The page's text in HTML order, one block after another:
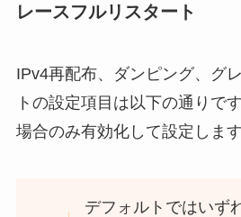
レースフルリスタート
IPv4再配布、ダンピング、グ
トの設定項目は以下の通りで
場合のみ有効化して設定します
デフォルトではいず